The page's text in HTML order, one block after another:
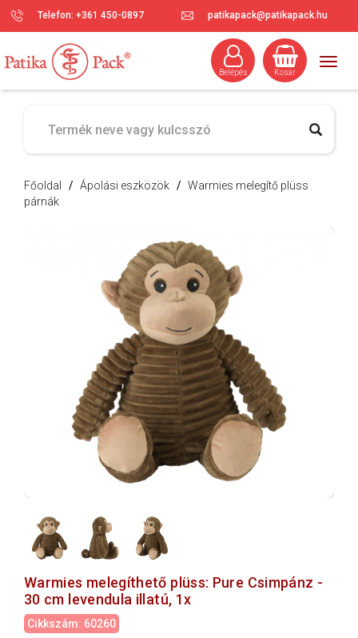
Telefon: +361 450-0897 patikapack@patikapack.hu
Kosár
Belépés
Főoldal / Ápolási eszközök / Warmies melegítő plüss
párnák
Warmies melegíthető plüss: Pure Csimpánz -
30 cm levendula illatú, 1x
Cikkszám: 60260